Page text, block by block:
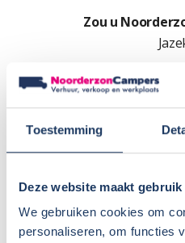
Toestemming
Deze website maakt
We gebruiken cookies om
personaliseren, om functies
Zou u